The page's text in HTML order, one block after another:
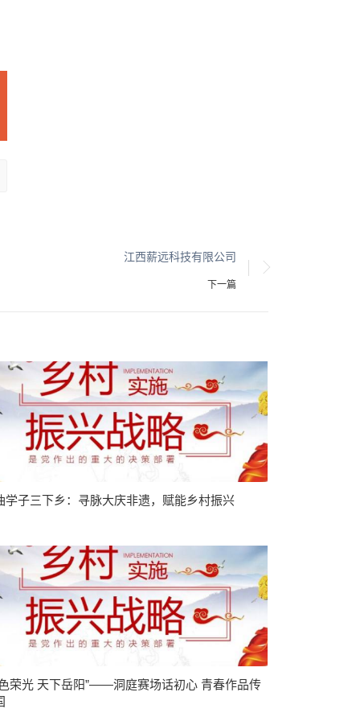
江西薪远科技有限公司
下一篇
学子三下乡：寻脉大庆非遗，赋能乡村振兴
荣光 天下岳阳”——洞庭赛场话初心 青春作品传